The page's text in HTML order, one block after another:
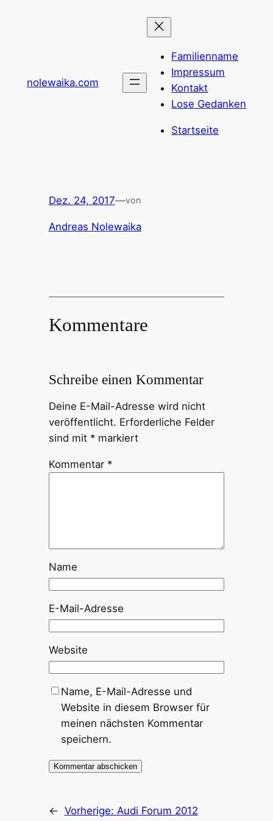
nolewaika.com
Familienname
Impressum
Kontakt
Lose Gedanken
Startseite
Dez. 24, 2017—von
Andreas Nolewaika
Kommentare
Schreibe einen Kommentar
Deine E-Mail-Adresse wird nicht
veröffentlicht. Erforderliche Felder
sind mit *markiert
Kommentar *
Name
E-Mail-Adresse
Website
Name, E-Mail-Adresse und
Website in diesem Browser für
meinen nächsten Kommentar
speichern.
← Vorherige: Audi Forum 2012